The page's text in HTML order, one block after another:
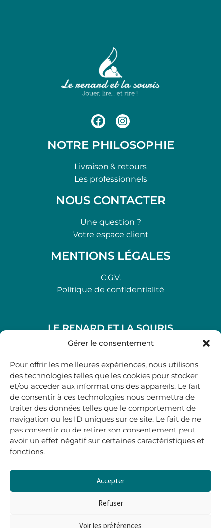
Gérer le consentement
Pour offrir les meilleures expériences, nous utilisons
des technologies telles que les cookies pour stocker
et/ou accéder aux informations des appareils. Le fait
de consentir à ces technologies nous permettra de
traiter des données telles que le comportement de
navigation ou les ID uniques sur ce site. Le fait de ne
pas consentir ou de retirer son consentement peut
avoir un effet négatif sur certaines caractéristiques et
fonctions.
Accepter
Refuser
Voir les préférences
NOTRE PHILOSOPHIE
Livraison & retours
Les professionnels
NOUS CONTACTER
Une question ?
Votre espace client
MENTIONS LÉGALES
C.G.V.
Politique de confidentialité
LE RENARD ET LA SOURIS
48, rue Maubec 33210 LANGON
05 40 41 37 18
.
MARDI AU SAMEDI
10H00-12H45 | 14H00 -19H00
boutique@lerenardetlasouris.com